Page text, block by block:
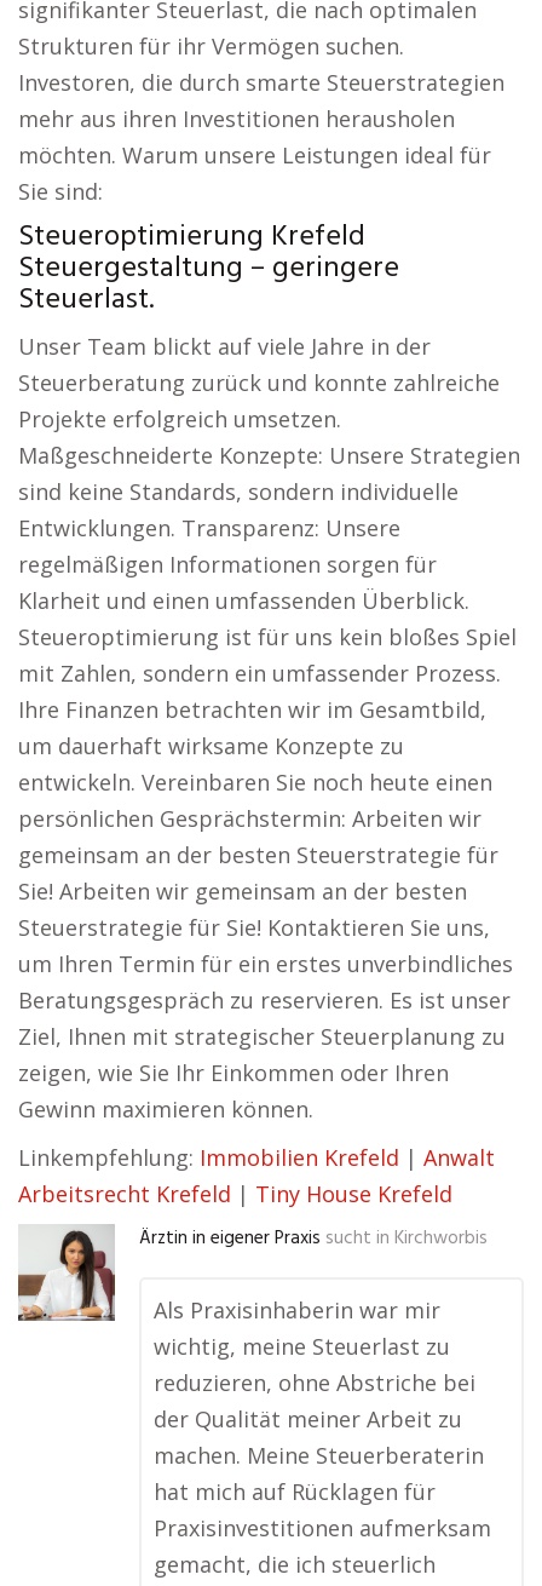
signifikanter Steuerlast, die nach optimalen
Strukturen für ihr Vermögen suchen.
Investoren, die durch smarte Steuerstrategien
mehr aus ihren Investitionen herausholen
möchten. Warum unsere Leistungen ideal für
Sie sind:
Steueroptimierung Krefeld
Steuergestaltung – geringere
Steuerlast.
Unser Team blickt auf viele Jahre in der
Steuerberatung zurück und konnte zahlreiche
Projekte erfolgreich umsetzen.
Maßgeschneiderte Konzepte: Unsere Strategien
sind keine Standards, sondern individuelle
Entwicklungen. Transparenz: Unsere
regelmäßigen Informationen sorgen für
Klarheit und einen umfassenden Überblick.
Steueroptimierung ist für uns kein bloßes Spiel
mit Zahlen, sondern ein umfassender Prozess.
Ihre Finanzen betrachten wir im Gesamtbild,
um dauerhaft wirksame Konzepte zu
entwickeln. Vereinbaren Sie noch heute einen
persönlichen Gesprächstermin: Arbeiten wir
gemeinsam an der besten Steuerstrategie für
Sie! Arbeiten wir gemeinsam an der besten
Steuerstrategie für Sie! Kontaktieren Sie uns,
um Ihren Termin für ein erstes unverbindliches
Beratungsgespräch zu reservieren. Es ist unser
Ziel, Ihnen mit strategischer Steuerplanung zu
zeigen, wie Sie Ihr Einkommen oder Ihren
Gewinn maximieren können.
Linkempfehlung: Immobilien Krefeld | Anwalt
Arbeitsrecht Krefeld | Tiny House Krefeld
Ärztin in eigener Praxis sucht in Kirchworbis
Als Praxisinhaberin war mir
wichtig, meine Steuerlast zu
reduzieren, ohne Abstriche bei
der Qualität meiner Arbeit zu
machen. Meine Steuerberaterin
hat mich auf Rücklagen für
Praxisinvestitionen aufmerksam
gemacht, die ich steuerlich